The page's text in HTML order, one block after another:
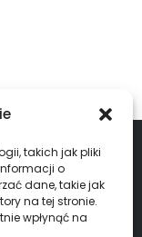
takich jak pliki
o
dane, takie jak
na tej stronie.
wpłynąć na